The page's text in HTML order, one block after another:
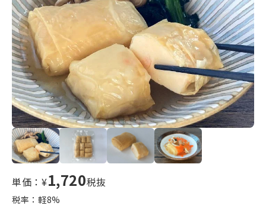
単価：¥1,720税抜
税率：軽8%